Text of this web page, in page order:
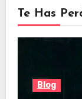
Te Has
Blog